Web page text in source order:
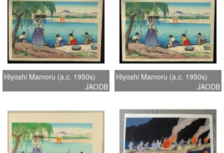
Hiyoshi Mamoru (a.c. 1950s)
JAODB
Hiyoshi Mamoru (a.c. 1950s)
JAODB